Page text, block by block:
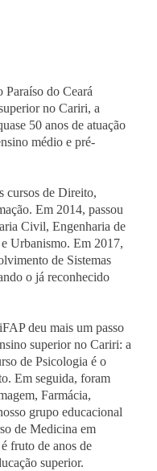
do Ceará
no Cariri, a
50 anos de atuação
médio e pré-
cursos de Direito,
Em 2014, passou
Civil, Engenharia de
Urbanismo. Em 2017,
de Sistemas
o já reconhecido
deu mais um passo
superior no Cariri: a
de Psicologia é o
Em seguida, foram
Farmácia,
grupo educacional
de Medicina em
fruto de anos de
superior.